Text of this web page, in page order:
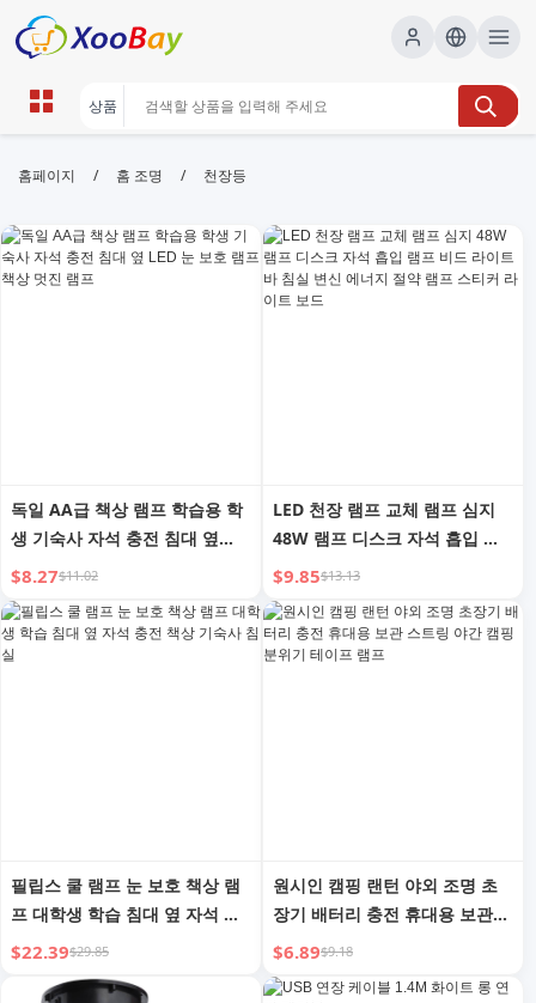
천장등 | XOOBAY B2B/B2C
천장등, LED 조명, 방등, wholesale 천장등, XOOBAY
천장등 가이드: 설치 팁과 추천 제품으로 공간 밝기와 분위기 개선.
홈페이지 / 홈 조명 / 천장등
독일 AA급 책상 램프 학습용 학
생 기숙사 자석 충전 침대 옆
LED 눈 보호 램프 책상 멋진 램
프
$8.27$11.02
LED 천장 램프 교체 램프 심지
48W 램프 디스크 자석 흡입 램
프 비드 라이트 바 침실 변신 에
너지 절약 램프 스티커 라이트
보드
$9.85$13.13
필립스 쿨 램프 눈 보호 책상 램
프 대학생 학습 침대 옆 자석 충
전 책상 기숙사 침실
$22.39$29.85
원시인 캠핑 랜턴 야외 조명 초
장기 배터리 충전 휴대용 보관
스트링 야간 캠핑 분위기 테이프
램프
$6.89$9.18